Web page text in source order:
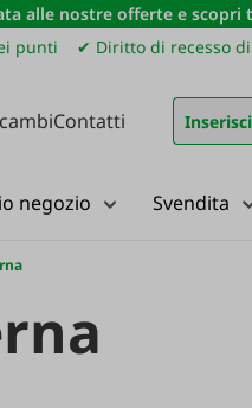
alle nostre offerte e
punti ✔ Diritto di recesso
Contatti
negozio Svendita